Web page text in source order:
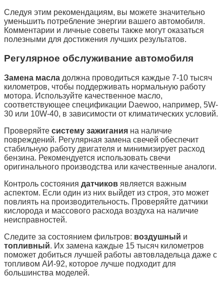
Следуя этим рекомендациям, вы можете значительно
уменьшить потребление энергии вашего автомобиля.
Комментарии и личные советы также могут оказаться
полезными для достижения лучших результатов.
Регулярное обслуживание автомобиля
Замена масла должна проводиться каждые 7-10 тысяч
километров, чтобы поддерживать нормальную работу
мотора. Используйте качественное масло,
соответствующее спецификации Daewoo, например, 5W-
30 или 10W-40, в зависимости от климатических условий.
Проверяйте систему зажигания на наличие
повреждений. Регулярная замена свечей обеспечит
стабильную работу двигателя и минимизирует расход
бензина. Рекомендуется использовать свечи
оригинального производства или качественные аналоги.
Контроль состояния датчиков является важным
аспектом. Если один из них выйдет из строя, это может
повлиять на производительность. Проверяйте датчики
кислорода и массового расхода воздуха на наличие
неисправностей.
Следите за состоянием фильтров: воздушный и
топливный. Их замена каждые 15 тысяч километров
поможет добиться лучшей работы автовладельца даже с
топливом АИ-92, которое лучше подходит для
большинства моделей.